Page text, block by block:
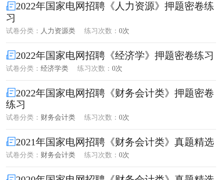
2022年国家电网招聘《人力资源》押题密卷练
习
试卷分类： 人力资源类 练习次数： 0次
2022年国家电网招聘《经济学》押题密卷练习
试卷分类： 经济学类 练习次数： 0次
2022年国家电网招聘《财务会计类》押题密卷
练习
试卷分类： 财务会计类 练习次数： 0次
2021年国家电网招聘《财务会计类》真题精选
试卷分类： 财务会计类 练习次数： 0次